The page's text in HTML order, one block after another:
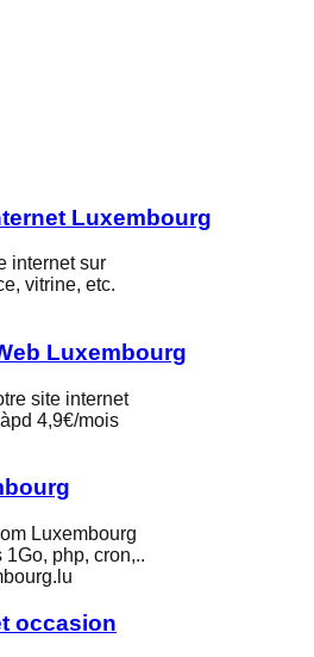
Luxembourg
internet sur
vitrine, etc.
Luxembourg
site internet
4,9€/mois
Luxembourg
php, cron,..
occasion